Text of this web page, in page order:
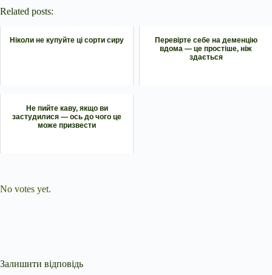
Related posts:
Ніколи не купуйте ці сорти сиру
Перевірте себе на деменцію
вдома — це простіше, ніж
здається
Не пийте каву, якщо ви
застудилися — ось до чого це
може призвести
No votes yet.
Залишити відповідь